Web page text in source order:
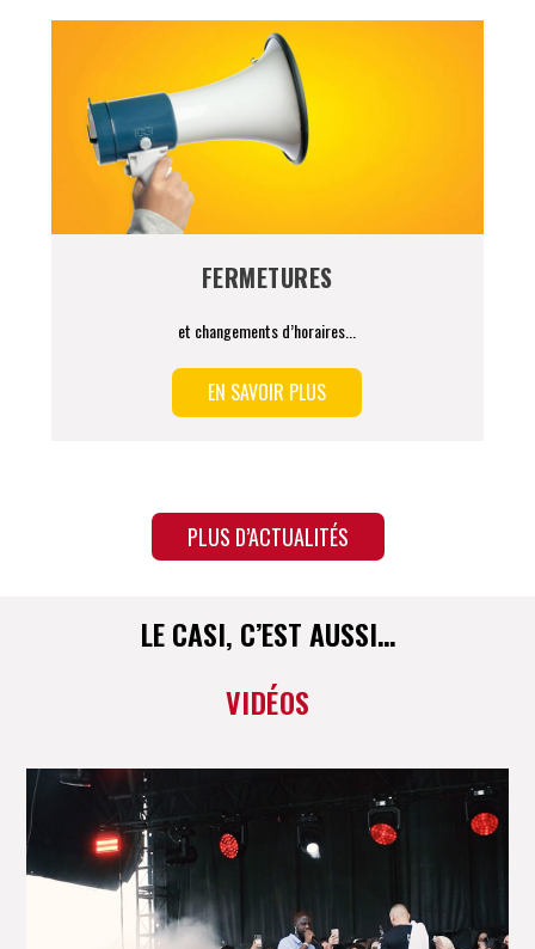
FERMETURES
et changements d’horaires...
EN SAVOIR PLUS
PLUS D’ACTUALITÉS
LE CASI, C’EST AUSSI…
VIDÉOS